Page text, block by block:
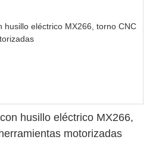
husillo eléctrico MX266,
motorizadas